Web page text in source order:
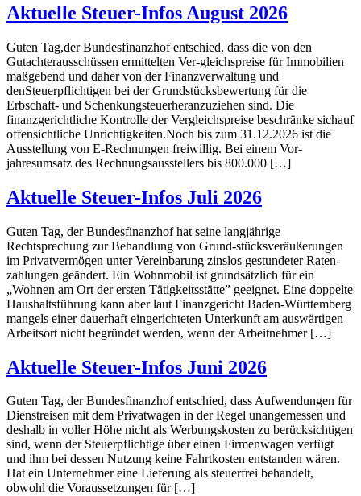
Aktuelle Steuer-Infos August 2026
Guten Tag,der Bundesfinanzhof entschied, dass die von den
Gutachterausschüssen ermittelten Ver-gleichspreise für Immobilien
maßgebend und daher von der Finanzverwaltung und
denSteuerpflichtigen bei der Grundstücksbewertung für die
Erbschaft- und Schenkungsteuerheranzuziehen sind. Die
finanzgerichtliche Kontrolle der Vergleichspreise beschränke sichauf
offensichtliche Unrichtigkeiten.Noch bis zum 31.12.2026 ist die
Ausstellung von E-Rechnungen freiwillig. Bei einem Vor-
jahresumsatz des Rechnungsausstellers bis 800.000 […]
Aktuelle Steuer-Infos Juli 2026
Guten Tag, der Bundesfinanzhof hat seine langjährige
Rechtsprechung zur Behandlung von Grund-stücksveräußerungen
im Privatvermögen unter Vereinbarung zinslos gestundeter Raten-
zahlungen geändert. Ein Wohnmobil ist grundsätzlich für ein
„Wohnen am Ort der ersten Tätigkeitsstätte” geeignet. Eine doppelte
Haushaltsführung kann aber laut Finanzgericht Baden-Württemberg
mangels einer dauerhaft eingerichteten Unterkunft am auswärtigen
Arbeitsort nicht begründet werden, wenn der Arbeitnehmer […]
Aktuelle Steuer-Infos Juni 2026
Guten Tag, der Bundesfinanzhof entschied, dass Aufwendungen für
Dienstreisen mit dem Privatwagen in der Regel unangemessen und
deshalb in voller Höhe nicht als Werbungskosten zu berücksichtigen
sind, wenn der Steuerpflichtige über einen Firmenwagen verfügt
und ihm bei dessen Nutzung keine Fahrtkosten entstanden wären.
Hat ein Unternehmer eine Lieferung als steuerfrei behandelt,
obwohl die Voraussetzungen für […]